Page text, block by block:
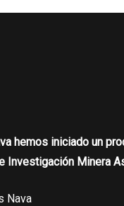
hemos iniciado un
Investigación Minera
Nava